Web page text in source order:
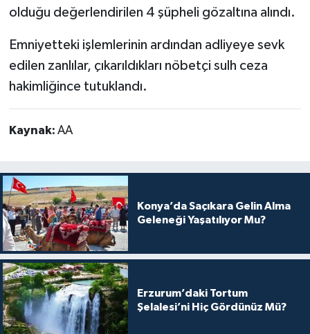
olduğu değerlendirilen 4 şüpheli gözaltına alındı.
Emniyetteki işlemlerinin ardından adliyeye sevk
edilen zanlılar, çıkarıldıkları nöbetçi sulh ceza
hakimliğince tutuklandı.
Kaynak: AA
Konya’da Saçıkara Gelin Alma
Geleneği Yaşatılıyor Mu?
Erzurum’daki Tortum
Şelalesi’ni Hiç Gördünüz Mü?